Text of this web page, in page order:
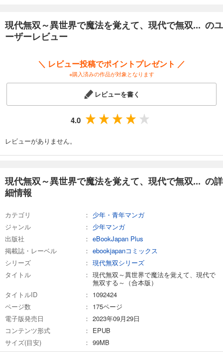
現代無双～異世界で魔法を覚えて、現代で無双... のユ
ーザーレビュー
＼ レビュー投稿でポイントプレゼント ／
※購入済みの作品が対象となります
レビューを書く
4.0
レビューがありません。
現代無双～異世界で魔法を覚えて、現代で無双... の詳
細情報
カテゴリ
少年・青年マンガ
ジャンル
少年マンガ
出版社
eBookJapan Plus
掲載誌・レーベル
ebookjapanコミックス
シリーズ
現代無双シリーズ
タイトル
現代無双～異世界で魔法を覚えて、現代で
無双する～（合本版）
タイトルID
1092424
ページ数
175ページ
電子版発売日
2023年09月29日
コンテンツ形式
EPUB
サイズ(目安)
99MB